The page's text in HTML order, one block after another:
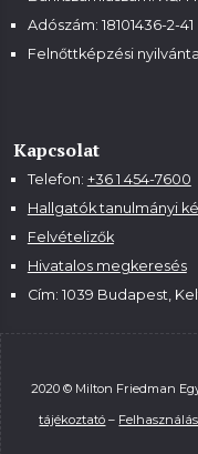
Adószám: 18101436-2-41
Felnőttképzési
Kapcsolat
Telefon: +36 1 454-7600
Hallgatók tanulmányi
Felvételizők
Hivatalos megkeresés
Cím: 1039 Budapest,
2020 © Milton Friedman
tájékoztató –